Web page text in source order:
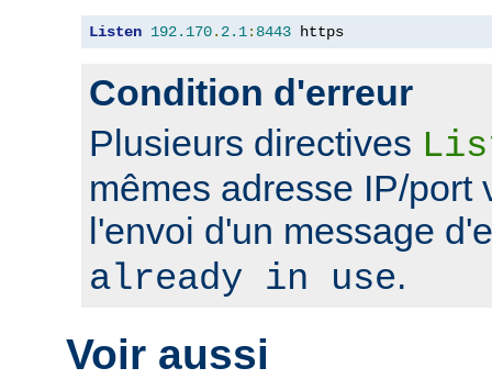
Listen 192.170. 2.1: 8443 https
Condition d'erreur
Plusieurs directives
mêmes adresse IP/port
l'envoi d'un message
already in use.
Voir aussi